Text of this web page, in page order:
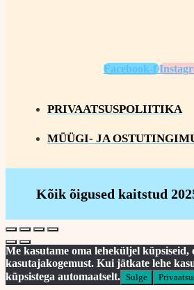
Facebook-f
PRIVAATSUSPOLIITIKA
MÜÜGI- JA
Kõik õigused kaitstud
Me kasutame oma leheküljel küpsiseid,
kasutajakogemust. Kui jätkate lehe
küpsistega automaatselt. Sulge